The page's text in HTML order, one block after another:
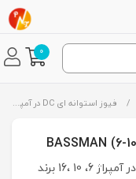
0
/ فیوز استوانه ای DC در آمپر های (16-10-6) BASSMAN
فیوز سیلندری (استوانه ای) اندازه (38*10) در آمپراژ 6، 10 ،16 برند